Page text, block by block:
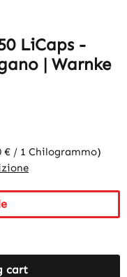
LiCaps -
| Warnke
€ / 1 Chilogrammo)
cart